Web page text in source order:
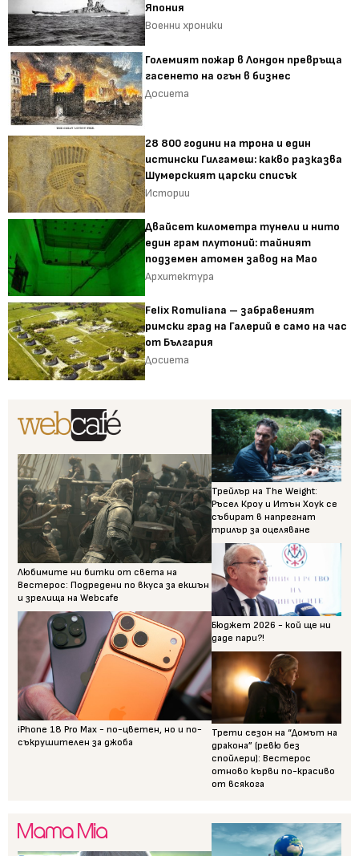
Япония
Военни хроники
Големият пожар в Лондон превръща
гасенето на огън в бизнес
Досиета
28 800 години на трона и един
истински Гилгамеш: какво разказва
Шумерският царски списък
Истории
Двайсет километра тунели и нито
един грам плутоний: тайният
подземен атомен завод на Мао
Архитектура
Felix Romuliana – забравеният
римски град на Галерий е само на час
от България
Досиета
Любимите ни битки от света на
Вестерос: Подредени по вкуса за екшън
и зрелища на Webcafe
iPhone 18 Pro Max - по-цветен, но и по-
съкрушителен за джоба
Трейлър на The Weight:
Ръсел Кроу и Итън Хоук се
събират в напрегнат
трилър за оцеляване
Бюджет 2026 - кой ще ни
даде пари?!
Трети сезон на “Домът на
дракона” (ревю без
спойлери): Вестерос
отново кърви по-красиво
от всякога